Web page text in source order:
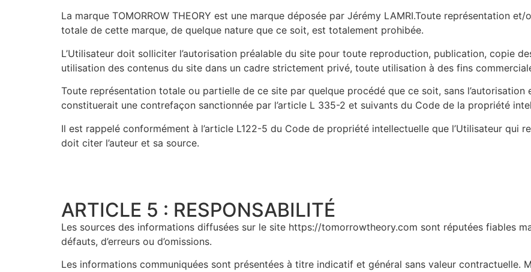
La marque TOMORROW THEORY est une marque déposée par Jérémy LAMRI.Toute représentation
totale de cette marque, de quelque nature que ce soit, est totalement prohibée.
L’Utilisateur doit solliciter l’autorisation préalable du site pour toute reproduction, publication, copie
utilisation des contenus du site dans un cadre strictement privé, toute utilisation à des fins
Toute représentation totale ou partielle de ce site par quelque procédé que ce soit, sans l’autorisation
constituerait une contrefaçon sanctionnée par l’article L 335-2 et suivants du Code de la propriété
Il est rappelé conformément à l’article L122-5 du Code de propriété intellectuelle que l’Utilisateur qui
doit citer l’auteur et sa source.
ARTICLE 5 : RESPONSABILITÉ​
Les sources des informations diffusées sur le site https://tomorrowtheory.com sont réputées fiables
défauts, d’erreurs ou d’omissions.
Les informations communiquées sont présentées à titre indicatif et général sans valeur contractuelle.